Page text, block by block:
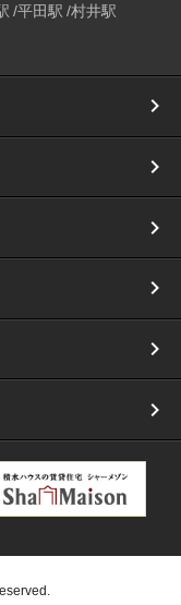
平田駅 村井駅